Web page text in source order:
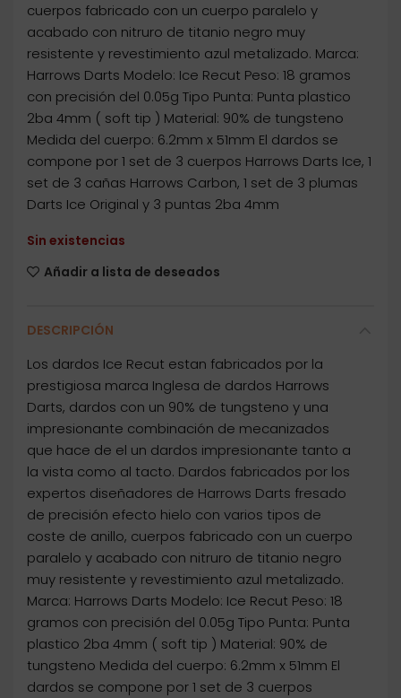
cuerpos fabricado con un cuerpo paralelo y
acabado con nitruro de titanio negro muy
resistente y revestimiento azul metalizado. Marca:
Harrows Darts Modelo: Ice Recut Peso: 18 gramos
con precisión del 0.05g Tipo Punta: Punta plastico
2ba 4mm ( soft tip ) Material: 90% de tungsteno
Medida del cuerpo: 6.2mm x 51mm El dardos se
compone por 1 set de 3 cuerpos Harrows Darts Ice, 1
set de 3 cañas Harrows Carbon, 1 set de 3 plumas
Darts Ice Original y 3 puntas 2ba 4mm
Sin existencias
Añadir a lista de deseados
DESCRIPCIÓN
Los dardos Ice Recut estan fabricados por la
prestigiosa marca Inglesa de dardos Harrows
Darts, dardos con un 90% de tungsteno y una
impresionante combinación de mecanizados
que hace de el un dardos impresionante tanto a
la vista como al tacto. Dardos fabricados por los
expertos diseñadores de Harrows Darts fresado
de precisión efecto hielo con varios tipos de
coste de anillo, cuerpos fabricado con un cuerpo
paralelo y acabado con nitruro de titanio negro
muy resistente y revestimiento azul metalizado.
Marca: Harrows Darts Modelo: Ice Recut Peso: 18
gramos con precisión del 0.05g Tipo Punta: Punta
plastico 2ba 4mm ( soft tip ) Material: 90% de
tungsteno Medida del cuerpo: 6.2mm x 51mm El
dardos se compone por 1 set de 3 cuerpos